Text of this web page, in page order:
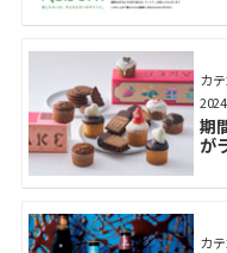
カ
期
が
カ